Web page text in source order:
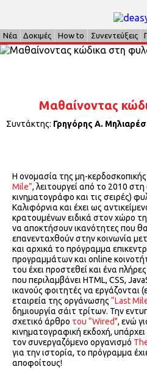
Νέα Δοκιμές How to Συνεντεύξεις
Μαθαίνοντας
Συντάκτης: Γρηγόρης Α.
Η ονομασία της μη-
Mile”, λειτουργεί από το 2010
κινηματογράφο και τις σειρές)
Καλιφόρνια και έχει ως
κρατουμένων ειδικά στον χώρο
να αποκτήσουν ικανότητες που
επανενταχθούν στην κοινωνία
και αρχικά το πρόγραμμα
προγραμμάτων και online
του έχει προστεθεί και ένα
που περιλαμβάνει HTML, CSS,
ικανούς φοιτητές να εργάζονται
εταιρεία της οργάνωσης “Last
δημιουργία σάιτ τρίτων. Την
σχετικό άρθρο του “Wired", ενώ
κινηματογραφική εκδοχή, υπάρχει
τον συνεργαζόμενο οργανισμό
για την ιστορία, το πρόγραμμα
αποφοίτους!